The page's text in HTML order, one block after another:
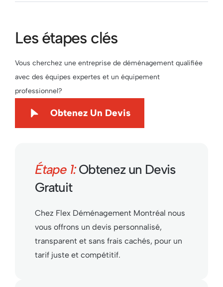
Les étapes clés
Vous cherchez une entreprise de déménagement qualifiée
avec des équipes expertes et un équipement
professionnel?
Obtenez Un Devis
Étape 1:Obtenez un Devis
Gratuit
Chez Flex Déménagement Montréal nous
vous offrons un devis personnalisé,
transparent et sans frais cachés, pour un
tarif juste et compétitif.